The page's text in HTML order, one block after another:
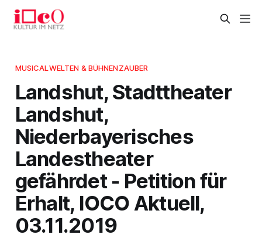
MUSICALWELTEN & BÜHNENZAUBER
Landshut, Stadttheater
Landshut,
Niederbayerisches
Landestheater
gefährdet - Petition für
Erhalt, IOCO Aktuell,
03.11.2019